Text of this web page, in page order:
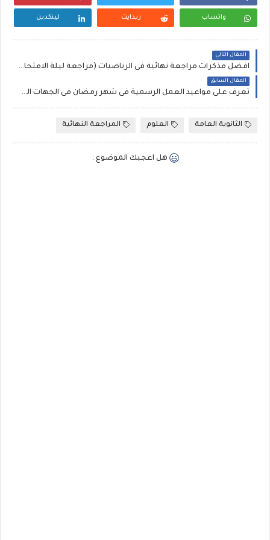
واتساب ريدايت لينكدين
المقال التالي
افضل مذكرات مراجعة نهائية فى الرياضيات (مراجعة ليلة الامتحان فى الجبر والهندسة) الصف الثالث الاعدادى
المقال السابق
تعرف على مواعيد العمل الرسمية فى شهر رمضان فى الجهات الحكومية والرسمية
الثانوية العامة العلوم المراجعة النهائية
هل اعجبك الموضوع :